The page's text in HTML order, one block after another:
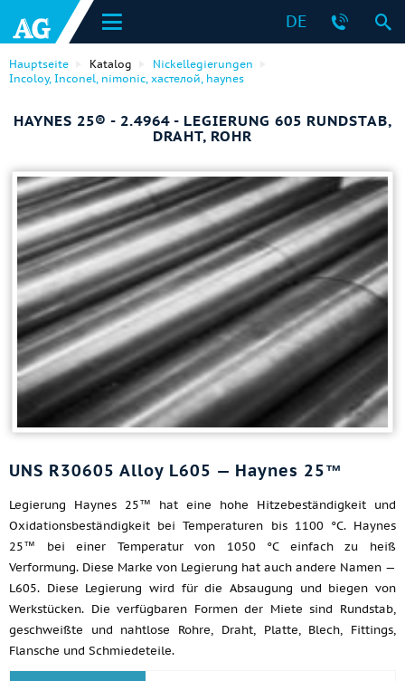
DE
Hauptseite Katalog
Nickellegierungen
Incoloy, Inconel, nimonic, хастелой, haynes
HAYNES 25® - 2.4964 - LEGIERUNG 605 RUNDSTAB,
DRAHT, ROHR
UNS R30605 Alloy L605 — Haynes 25™
Legierung Haynes 25™ hat eine hohe Hitzebeständigkeit und
Oxidationsbeständigkeit bei Temperaturen bis 1100 °C. Haynes
25™ bei einer Temperatur von 1050 °C einfach zu heiß
Verformung. Diese Marke von Legierung hat auch andere Namen —
L605. Diese Legierung wird für die Absaugung und biegen von
Werkstücken. Die verfügbaren Formen der Miete sind Rundstab,
geschweißte und nahtlose Rohre, Draht, Platte, Blech, Fittings,
Flansche und Schmiedeteile.